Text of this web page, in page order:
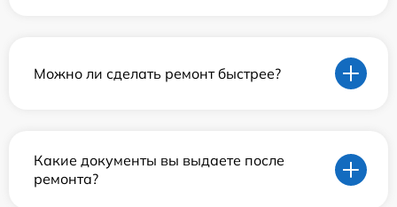
Можно ли сделать ремонт быстрее?
Какие документы вы выдаете после
ремонта?